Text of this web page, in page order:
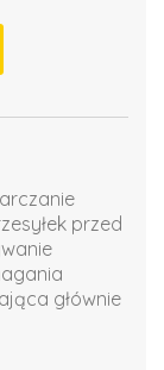
przed
głównie